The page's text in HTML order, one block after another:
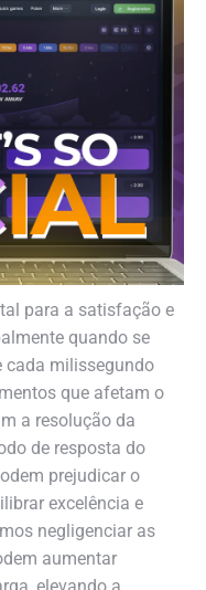
para a satisfação e
quando se
cada milissegundo
que afetam o
a resolução da
de resposta do
prejudicar o
excelência e
negligenciar as
aumentar
elevando a